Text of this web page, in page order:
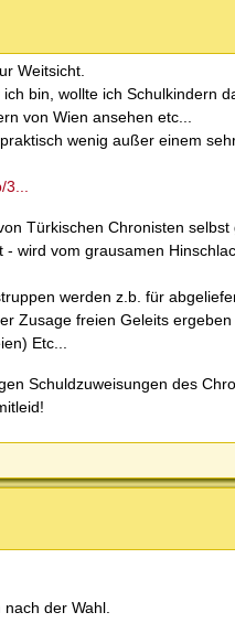
Weitsicht.
bin, wollte ich Schulkindern
von Wien ansehen etc...
wenig außer einem
Türkischen Chronisten selbst
wird vom grausamen
werden z.b. für
Zusage freien Geleits
Etc...
Schuldzuweisungen des
der Wahl.